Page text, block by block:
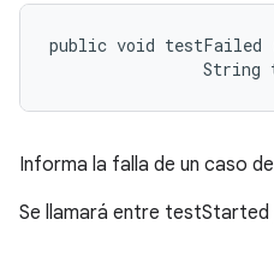
public void testFailed
String
Informa la falla de un caso
Se llamará entre testStarted